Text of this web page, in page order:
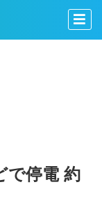
で停電 約